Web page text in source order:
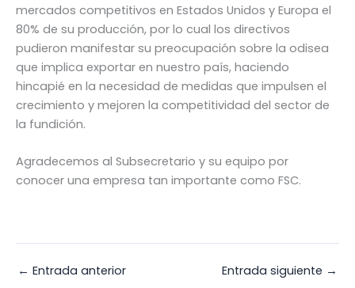
mercados competitivos en Estados Unidos y Europa el
80% de su producción, por lo cual los directivos
pudieron manifestar su preocupación sobre la odisea
que implica exportar en nuestro país, haciendo
hincapié en la necesidad de medidas que impulsen el
crecimiento y mejoren la competitividad del sector de
la fundición.
Agradecemos al Subsecretario y su equipo por
conocer una empresa tan importante como FSC.
← Entrada anterior Entrada siguiente →